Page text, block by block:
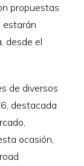
propuestas
estarán
desde el
de diversos
destacada
ocasión,